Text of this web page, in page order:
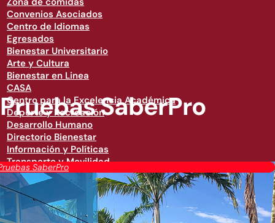
Convenios Asociados
Centro de Idiomas
Egresados
Bienestar Universitario
Arte y Cultura
Bienestar en Linea
CASA
Centro para la Excelencia Académica
Deporte y Recreación
Desarrollo Humano
Directorio Bienestar
Información y Políticas
Transporte y Movilidad
SaberPro
Pruebas SaberPro